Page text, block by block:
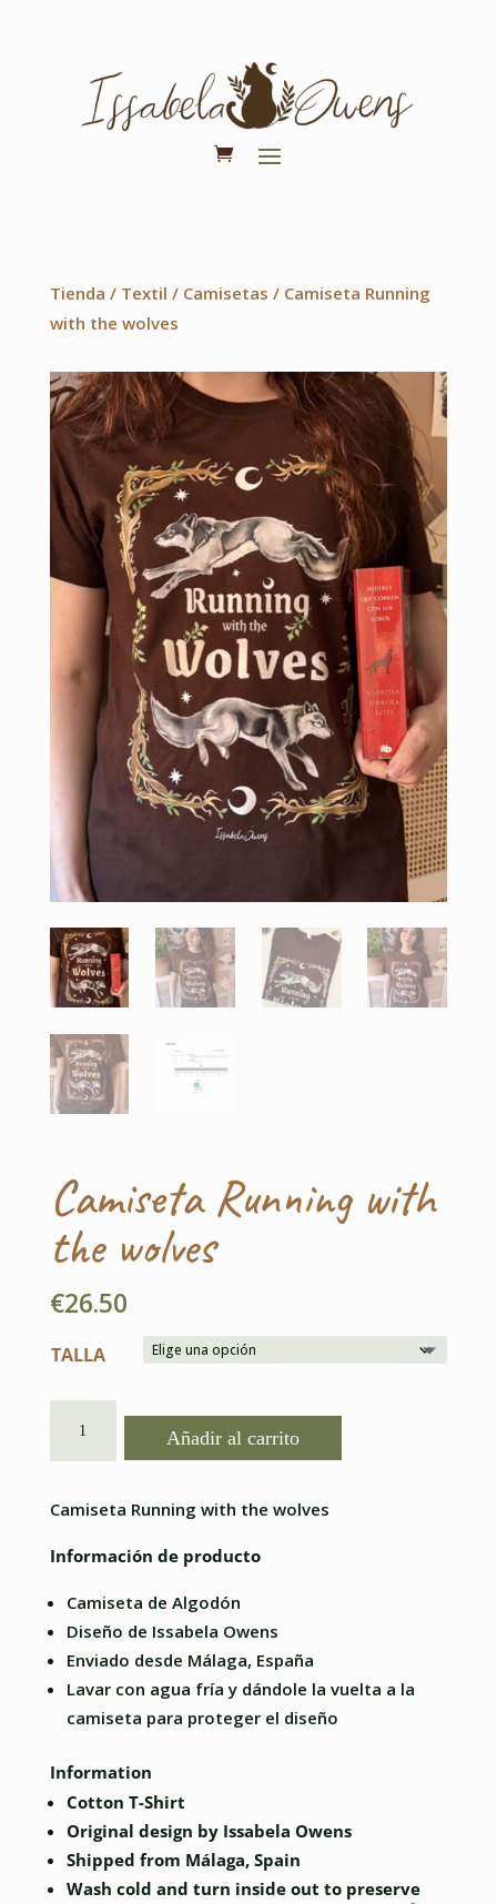
Tienda / Textil / Camisetas / Camiseta Running
with the wolves
Camiseta Running with
the wolves
€26.50
TALLA
CAMISETA
RUNNING
THE
CANTIDAD
Añadir al carrito
Camiseta Running with the wolves
Información de producto
Camiseta de Algodón
Diseño de Issabela Owens
Enviado desde Málaga, España
Lavar con agua fría y dándole la vuelta a la
camiseta para proteger el diseño
Information
Cotton T-Shirt
Original design by Issabela Owens
Shipped from Málaga, Spain
Wash cold and turn inside out to preserve